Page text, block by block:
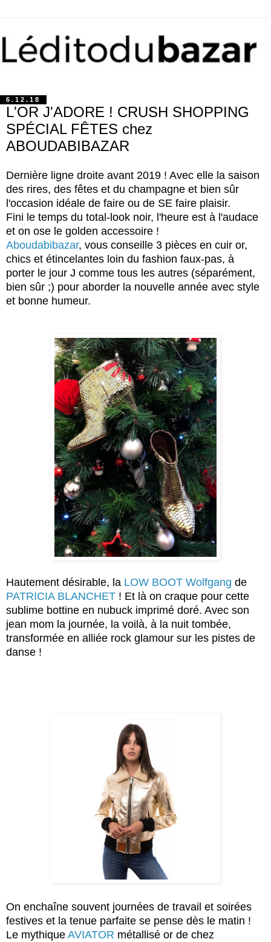
6.12.18
L'OR J'ADORE ! CRUSH SHOPPING
SPÉCIAL FÊTES chez
ABOUDABIBAZAR
Dernière ligne droite avant 2019 ! Avec elle la saison
des rires, des fêtes et du champagne et bien sûr
l'occasion idéale de faire ou de SE faire plaisir.
Fini le temps du total-look noir, l'heure est à l'audace
et on ose le golden accessoire !
Aboudabibazar, vous conseille 3 pièces en cuir or,
chics et étincelantes loin du fashion faux-pas, à
porter le jour J comme tous les autres (séparément,
bien sûr ;) pour aborder la nouvelle année avec style
et bonne humeur.
Hautement désirable, la LOW BOOT Wolfgang de
PATRICIA BLANCHET ! Et là on craque pour cette
sublime bottine en nubuck imprimé doré. Avec son
jean mom la journée, la voilà, à la nuit tombée,
transformée en alliée rock glamour sur les pistes de
danse !
On enchaîne souvent journées de travail et soirées
festives et la tenue parfaite se pense dès le matin !
Le mythique AVIATOR métallisé or de chez